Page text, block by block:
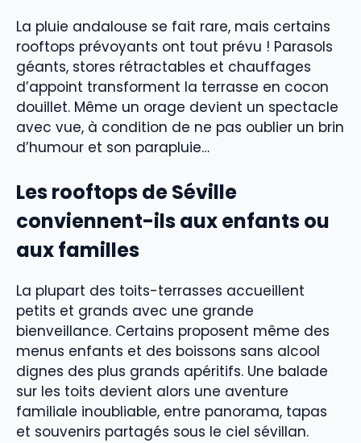
La pluie andalouse se fait rare, mais certains
rooftops prévoyants ont tout prévu ! Parasols
géants, stores rétractables et chauffages
d’appoint transforment la terrasse en cocon
douillet. Même un orage devient un spectacle
avec vue, à condition de ne pas oublier un brin
d’humour et son parapluie…
Les rooftops de Séville
conviennent-ils aux enfants ou
aux familles
La plupart des toits-terrasses accueillent
petits et grands avec une grande
bienveillance. Certains proposent même des
menus enfants et des boissons sans alcool
dignes des plus grands apéritifs. Une balade
sur les toits devient alors une aventure
familiale inoubliable, entre panorama, tapas
et souvenirs partagés sous le ciel sévillan.